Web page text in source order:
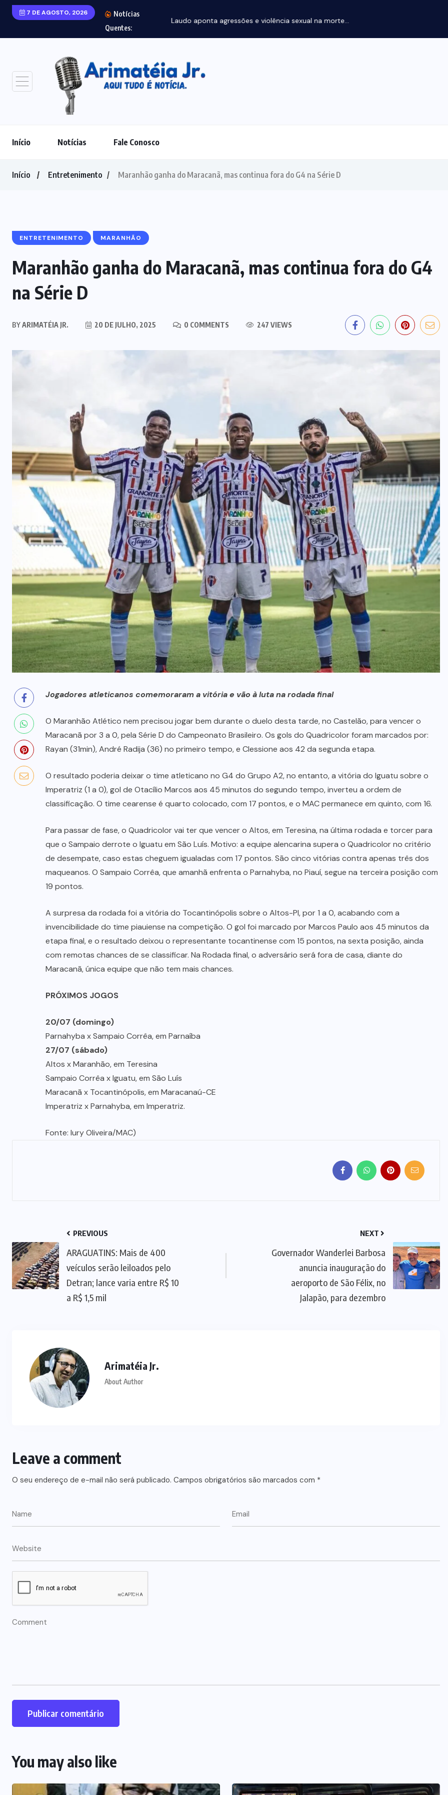
7 DE AGOSTO, 2026
Notícias
Quentes:
Laudo aponta agressões e violência sexual na morte...
Início Notícias Fale Conosco
Início Entretenimento Maranhão ganha do Maracanã, mas continua fora do G4 na Série D
ENTRETENIMENTO MARANHÃO
Maranhão ganha do Maracanã, mas continua fora do G4
na Série D
BYARIMATÉIA JR. 20 DE JULHO, 2025 0 COMMENTS 247 VIEWS
Jogadores atleticanos comemoraram a vitória e vão à luta na rodada final
O Maranhão Atlético nem precisou jogar bem durante o duelo desta tarde, no Castelão, para vencer o
Maracanã por 3 a 0, pela Série D do Campeonato Brasileiro. Os gols do Quadricolor foram marcados por:
Rayan (31min), André Radija (36) no primeiro tempo, e Clessione aos 42 da segunda etapa.
O resultado poderia deixar o time atleticano no G4 do Grupo A2, no entanto, a vitória do Iguatu sobre o
Imperatriz (1 a 0), gol de Otacílio Marcos aos 45 minutos do segundo tempo, inverteu a ordem de
classificação. O time cearense é quarto colocado, com 17 pontos, e o MAC permanece em quinto, com 16.
Para passar de fase, o Quadricolor vai ter que vencer o Altos, em Teresina, na última rodada e torcer para
que o Sampaio derrote o Iguatu em São Luís. Motivo: a equipe alencarina supera o Quadricolor no critério
de desempate, caso estas cheguem igualadas com 17 pontos. São cinco vitórias contra apenas três dos
maqueanos. O Sampaio Corrêa, que amanhã enfrenta o Parnahyba, no Piauí, segue na terceira posição com
19 pontos.
A surpresa da rodada foi a vitória do Tocantinópolis sobre o Altos-PI, por 1 a 0, acabando com a
invencibilidade do time piauiense na competição. O gol foi marcado por Marcos Paulo aos 45 minutos da
etapa final, e o resultado deixou o representante tocantinense com 15 pontos, na sexta posição, ainda
com remotas chances de se classificar. Na Rodada final, o adversário será fora de casa, diante do
Maracanã, única equipe que não tem mais chances.
PRÓXIMOS JOGOS
20/07 (domingo)
Parnahyba x Sampaio Corrêa, em Parnaíba
27/07 (sábado)
Altos x Maranhão, em Teresina
Sampaio Corrêa x Iguatu, em São Luís
Maracanã x Tocantinópolis, em Maracanaú-CE
Imperatriz x Parnahyba, em Imperatriz.
Fonte: Iury Oliveira/MAC)
PREVIOUS
ARAGUATINS: Mais de 400
veículos serão leiloados pelo
Detran; lance varia entre R$ 10
a R$ 1,5 mil
NEXT
Governador Wanderlei Barbosa
anuncia inauguração do
aeroporto de São Félix, no
Jalapão, para dezembro
Arimatéia Jr.
About Author
Leave a comment
O seu endereço de e-mail não será publicado. Campos obrigatórios são marcados com *
You may also like
Mulher joga drogas no vaso
sanitário; polícia apreende 3 kg e
prende mãe e filho
7 DE AGOSTO, 2026